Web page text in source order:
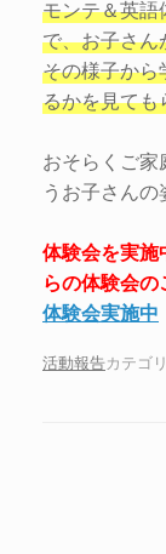
モンテ＆英語
で、お子さん
その様子から
るかを見ても
おそらくご
うお子さんの
体験会を実施
らの体験会の
体験会実施中
活動報告カテゴ